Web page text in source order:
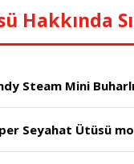
Hakkında
Seyahat Ütüsü